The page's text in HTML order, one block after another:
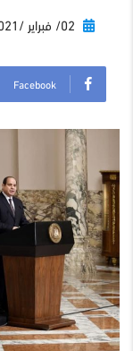
Facebook